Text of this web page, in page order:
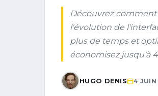
Découvrez comment
l'évolution de
plus de temps et
économisez jusqu'à
HUGO DENIS 4